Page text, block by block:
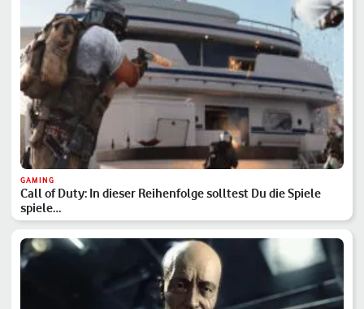
GAMING
Call of Duty: In dieser Reihenfolge solltest Du die Spiele
spiele…